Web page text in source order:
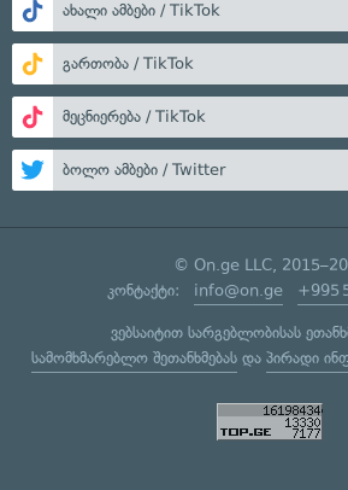
ახალი ამბები / TikTok
გართობა / TikTok
მეცნიერება / TikTok
ბოლო ამბები / Twitter
© On.ge LLC,
კონტაქტი: info@on.ge +995
ვებსაიტით სარგებლობისას
სამომხმარებლო შეთანხმებასდა პირადი